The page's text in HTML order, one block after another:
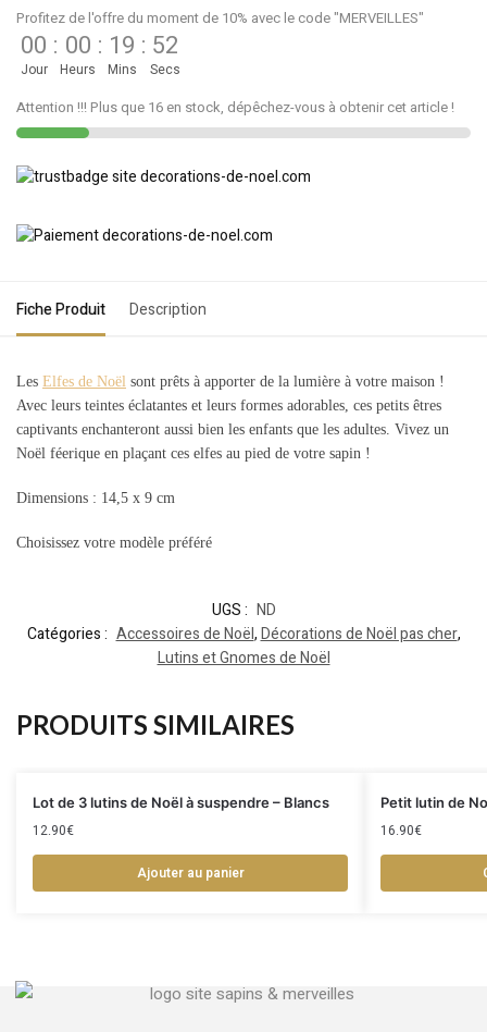
Profitez de l'offre du moment de 10% avec le code "MERVEILLES"
00
Jour
: 00
Heurs
: 19
Mins
: 52
Secs
Attention !!! Plus que 16 en stock, dépêchez-vous à obtenir cet article !
Fiche Produit Description
Les Elfes de Noël sont prêts à apporter de la lumière à votre maison !
Avec leurs teintes éclatantes et leurs formes adorables, ces petits êtres
captivants enchanteront aussi bien les enfants que les adultes. Vivez un
Noël féerique en plaçant ces elfes au pied de votre sapin !
Dimensions : 14,5 x 9 cm
Choisissez votre modèle préféré
UGS : ND
Catégories : Accessoires de Noël,Décorations de Noël pas cher,
Lutins et Gnomes de Noël
PRODUITS SIMILAIRES
Lot de 3 lutins de Noël à suspendre – Blancs
12.90€
Ajouter au panier
Petit lutin de
16.90€